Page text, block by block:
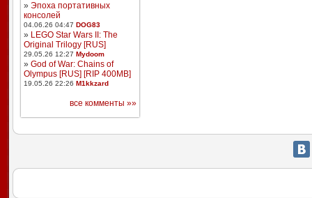
» Эпоха портативных
консолей
04.06.26 04:47 DOG83
» LEGO Star Wars II: The
Original Trilogy [RUS]
29.05.26 12:27 Mydoom
» God of War: Chains of
Olympus [RUS] [RIP 400MB]
19.05.26 22:26 M1kkzard
все комменты »»